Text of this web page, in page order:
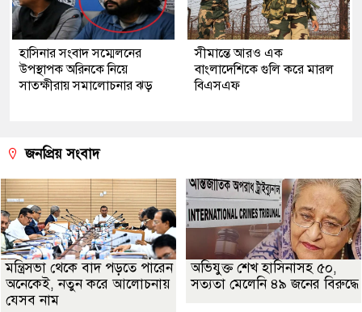
হাসিনার সংবাদ সম্মেলনের
উপস্থাপক অরিনকে নিয়ে
সাতক্ষীরায় সমালোচনার ঝড়
সীমান্তে আরও এক
বাংলাদেশিকে গুলি করে মারল
বিএসএফ
জনপ্রিয় সংবাদ
মন্ত্রিসভা থেকে বাদ পড়তে পারেন
অনেকেই, নতুন করে আলোচনায়
যেসব নাম
অভিযুক্ত শেখ হাসিনাসহ ৫০,
সত্যতা মেলেনি ৪৯ জনের বিরুদ্ধে